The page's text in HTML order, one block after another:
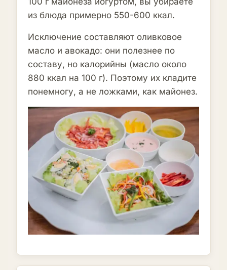
из блюда примерно 550-600 ккал.
Исключение составляют оливковое
масло и авокадо: они полезнее по
составу, но калорийны (масло около
880 ккал на 100 г). Поэтому их кладите
понемногу, а не ложками, как майонез.